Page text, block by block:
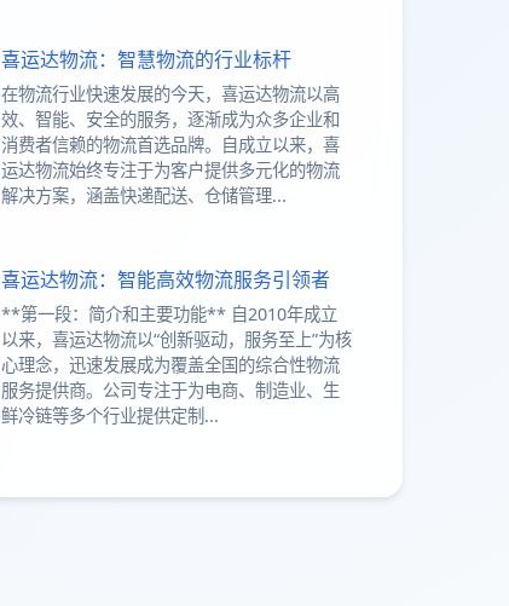
喜运达物流：智慧物流的行业标杆
在物流行业快速发展的今天，喜运达物流以高
效、智能、安全的服务，逐渐成为众多企业和
消费者信赖的物流首选品牌。自成立以来，喜
运达物流始终专注于为客户提供多元化的物流
解决方案，涵盖快递配送、仓储管理...
喜运达物流：智能高效物流服务引领者
**第一段：简介和主要功能** 自2010年成立
以来，喜运达物流以“创新驱动，服务至上”为核
心理念，迅速发展成为覆盖全国的综合性物流
服务提供商。公司专注于为电商、制造业、生
鲜冷链等多个行业提供定制...